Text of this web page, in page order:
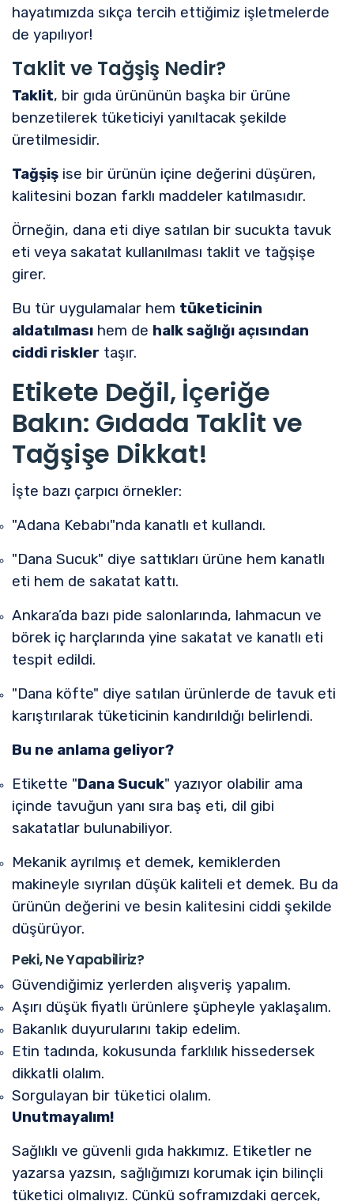
hayatımızda sıkça tercih ettiğimiz işletmelerde
de yapılıyor!
Taklit ve Tağşiş Nedir?
Taklit, bir gıda ürününün başka bir ürüne
benzetilerek tüketiciyi yanıltacak şekilde
üretilmesidir.
Tağşiş ise bir ürünün içine değerini düşüren,
kalitesini bozan farklı maddeler katılmasıdır.
Örneğin, dana eti diye satılan bir sucukta tavuk
eti veya sakatat kullanılması taklit ve tağşişe
girer.
Bu tür uygulamalar hem tüketicinin
aldatılması hem de halk sağlığı açısından
ciddi riskler taşır.
Etikete Değil, İçeriğe
Bakın: Gıdada Taklit ve
Tağşişe Dikkat!
İşte bazı çarpıcı örnekler:
"Adana Kebabı"nda kanatlı et kullandı.
"Dana Sucuk" diye sattıkları ürüne hem kanatlı
eti hem de sakatat kattı.
Ankara’da bazı pide salonlarında, lahmacun ve
börek iç harçlarında yine sakatat ve kanatlı eti
tespit edildi.
"Dana köfte" diye satılan ürünlerde de tavuk eti
karıştırılarak tüketicinin kandırıldığı belirlendi.
Bu ne anlama geliyor?
Etikette "Dana Sucuk" yazıyor olabilir ama
içinde tavuğun yanı sıra baş eti, dil gibi
sakatatlar bulunabiliyor.
Mekanik ayrılmış et demek, kemiklerden
makineyle sıyrılan düşük kaliteli et demek. Bu da
ürünün değerini ve besin kalitesini ciddi şekilde
düşürüyor.
Peki, Ne Yapabiliriz?
Güvendiğimiz yerlerden alışveriş yapalım.
Aşırı düşük fiyatlı ürünlere şüpheyle yaklaşalım.
Bakanlık duyurularını takip edelim.
Etin tadında, kokusunda farklılık hissedersek
dikkatli olalım.
Sorgulayan bir tüketici olalım.
Unutmayalım!
Sağlıklı ve güvenli gıda hakkımız. Etiketler ne
yazarsa yazsın, sağlığımızı korumak için bilinçli
tüketici olmalıyız. Çünkü soframızdaki gerçek,